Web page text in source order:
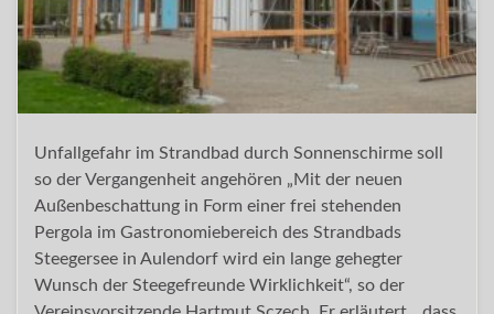
Unfallgefahr im Strandbad durch Sonnenschirme soll
so der Vergangenheit angehören „Mit der neuen
Außenbeschattung in Form einer frei stehenden
Pergola im Gastronomiebereich des Strandbads
Steegersee in Aulendorf wird ein lange gehegter
Wunsch der Steegefreunde Wirklichkeit“, so der